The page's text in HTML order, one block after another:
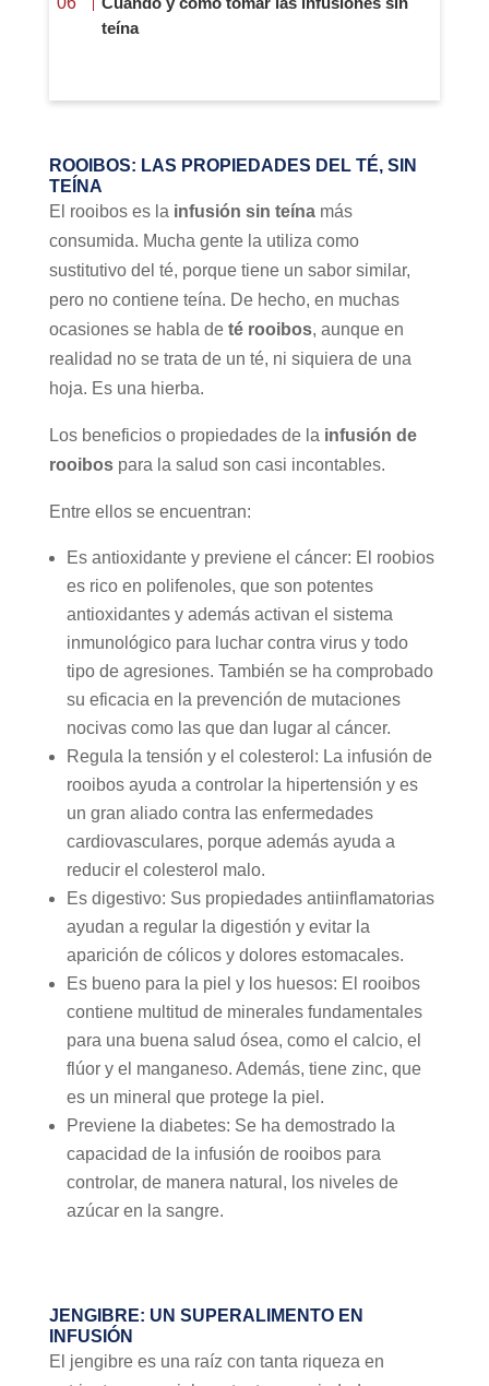
teína
ROOIBOS: LAS PROPIEDADES DEL TÉ, SIN
TEÍNA
El rooibos es la infusión sin teínamás
consumida. Mucha gente la utiliza como
sustitutivo del té, porque tiene un sabor similar,
pero no contiene teína. De hecho, en muchas
ocasiones se habla de té rooibos, aunque en
realidad no se trata de un té, ni siquiera de una
hoja. Es una hierba.
Los beneficios o propiedades de la infusión de
rooibospara la salud son casi incontables.
Entre ellos se encuentran:
Es antioxidante y previene el cáncer: El roobios
es rico en polifenoles, que son potentes
antioxidantes y además activan el sistema
inmunológico para luchar contra virus y todo
tipo de agresiones. También se ha comprobado
su eficacia en la prevención de mutaciones
nocivas como las que dan lugar al cáncer.
Regula la tensión y el colesterol: La infusión de
rooibos ayuda a controlar la hipertensión y es
un gran aliado contra las enfermedades
cardiovasculares, porque además ayuda a
reducir el colesterol malo.
Es digestivo: Sus propiedades antiinflamatorias
ayudan a regular la digestión y evitar la
aparición de cólicos y dolores estomacales.
Es bueno para la piel y los huesos: El rooibos
contiene multitud de minerales fundamentales
para una buena salud ósea, como el calcio, el
flúor y el manganeso. Además, tiene zinc, que
es un mineral que protege la piel.
Previene la diabetes: Se ha demostrado la
capacidad de la infusión de rooibos para
controlar, de manera natural, los niveles de
azúcar en la sangre.
JENGIBRE: UN SUPERALIMENTO EN
INFUSIÓN
El jengibre es una raíz con tanta riqueza en